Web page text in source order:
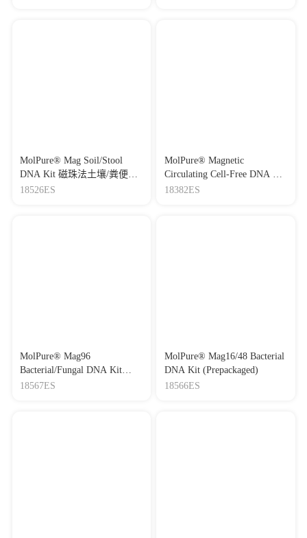
MolPure® Mag Soil/Stool
DNA Kit 磁珠法土壤/粪便
DNA提取试剂盒
18526ES
MolPure® Magnetic
Circulating Cell-Free DNA Kit
血浆、血清游离DNA提取试
18382ES
MolPure® Mag96
Bacterial/Fungal DNA Kit
(Prepackaged)
18567ES
MolPure® Mag16/48 Bacterial
DNA Kit (Prepackaged)
18566ES